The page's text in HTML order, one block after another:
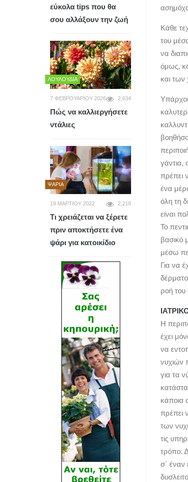
Κάθε
του
να
όμως,
και των
γάντια,
πρέπει
ένα
όλη τη
είναι
Το
βασικό
μέσω
Για να
ροή του
Η
έχει
να
νυχιών
για τα
κάποια
πρέπει
των
τις
τρόπο.
σ΄ έναν
εύκολα tips που θα
σου αλλάξουν την ζωή
ΛΟΥΛΟΎΔΙΑ
7 ΦΕΒΡΟΥΑΡΊΟΥ 2026 2,634
Πώς να καλλιεργήσετε
ντάλιες
ΨΆΡΙΑ
19 ΜΑΡΤΊΟΥ 2022 2,218
Τι χρειάζεται να ξέρετε
πριν αποκτήσετε ένα
ψάρι για κατοικίδιο